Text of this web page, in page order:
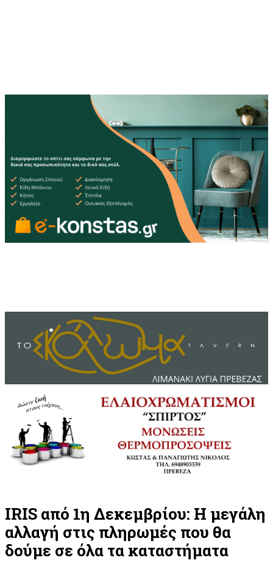
IRIS από 1η Δεκεμβρίου: Η μεγάλη
αλλαγή στις πληρωμές που θα
δούμε σε όλα τα καταστήματα